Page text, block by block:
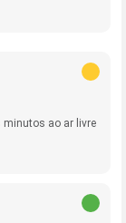
minutos ao ar livre